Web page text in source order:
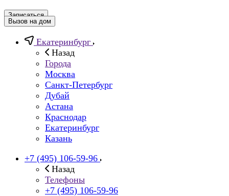
Записаться
Вызов на дом
Екатеринбург
Назад
Города
Москва
Санкт-Петербург
Дубай
Астана
Краснодар
Екатеринбург
Казань
+7 (495) 106-59-96
Назад
Телефоны
+7 (495) 106-59-96